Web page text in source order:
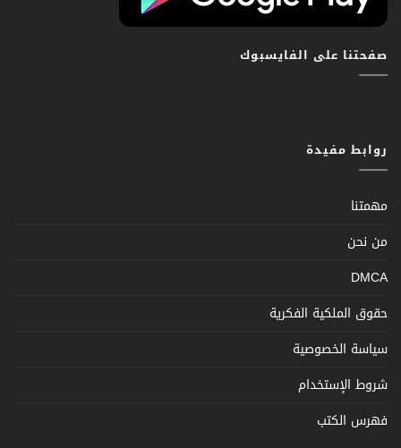
صفحتنا على الفايسبوك
روابط مفيدة
مهمتنا
من نحن
DMCA
حقوق الملكية الفكرية
سياسة الخصوصية
شروط الإستخدام
فهرس الكتب